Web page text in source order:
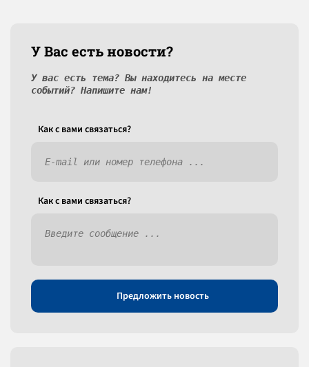
У Вас есть новости?
У вас есть тема? Вы находитесь на месте
событий? Напишите нам!
Как c вами связаться?
Как c вами связаться?
Предложить новость